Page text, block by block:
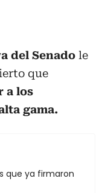
del Senado le
que
a los
gama.
que ya firmaron